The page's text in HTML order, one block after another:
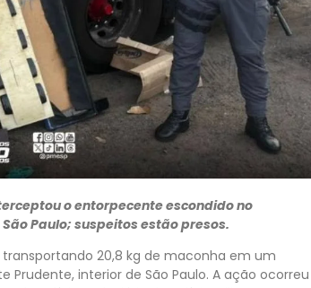
o entorpecente escondido no
Paulo; suspeitos estão presos.
20,8 kg de maconha em um
Prudente, interior de São Paulo. A ação ocorreu